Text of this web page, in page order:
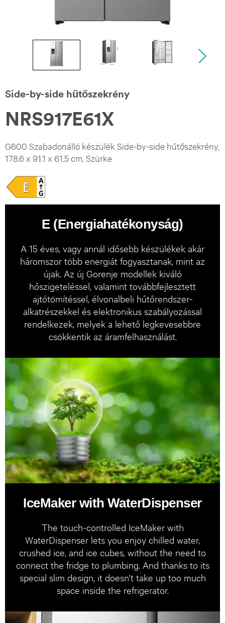
Side-by-side hűtőszekrény
NRS917E61X
G600 Szabadonálló készülék Side-by-side hűtőszekrény,
178.6 x 91.1 x 61.5 cm, Szürke
E (Energiahatékonyság)
A 15 éves, vagy annál idősebb készülékek akár
háromszor több energiát fogyasztanak, mint az
újak. Az új Gorenje modellek kiváló
hőszigeteléssel, valamint továbbfejlesztett
ajtótömítéssel, élvonalbeli hűtőrendszer-
alkatrészekkel és elektronikus szabályozással
rendelkezek, melyek a lehető legkevesebbre
csökkentik az áramfelhasználást.
IceMaker with WaterDispenser
The touch-controlled IceMaker with
WaterDispenser lets you enjoy chilled water,
crushed ice, and ice cubes, without the need to
connect the fridge to plumbing. And thanks to its
special slim design, it doesn't take up too much
space inside the refrigerator.